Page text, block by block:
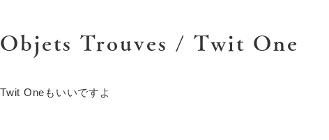
Objets Trouves / Twit One
Twit Oneもいいですよ